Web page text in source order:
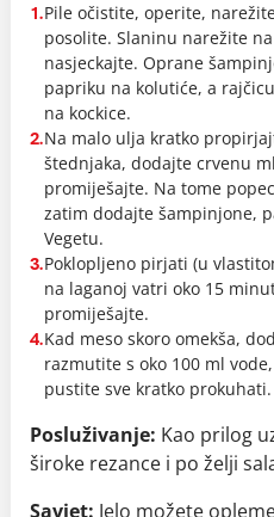
1.Pile očistite, operite,
posolite. Slaninu narežite
nasjeckajte. Oprane
papriku na kolutiće, a
na kockice.
2.Na malo ulja kratko
štednjaka, dodajte crvenu
promiješajte. Na tome
zatim dodajte šampinjone,
Vegetu.
3.Poklopljeno pirjati (u
na laganoj vatri oko 15
promiješajte.
4.Kad meso skoro omekša,
razmutite s oko 100 ml
pustite sve kratko prokuhati.
Posluživanje: Kao prilog
široke rezance i po želji
Savjet: Jelo možete